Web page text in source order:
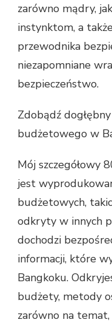
zarówno mądry,
instynktom, a
przewodnika
niezapomniane
bezpieczeństwo.
Zdobądź
budżetowego w
Mój szczegółowy
jest
budżetowych,
odkryty w innych
dochodzi
informacji, które
Bangkoku.
budżety, metody
zarówno na temat,